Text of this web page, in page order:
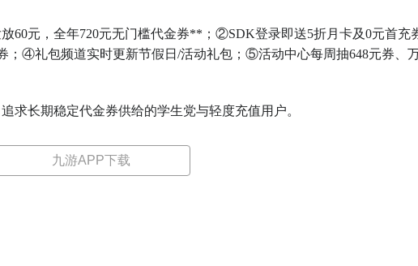
元，全年720元无门槛代金券**；②SDK登录即送5折月卡及0元首充
；④礼包频道实时更新节假日/活动礼包；⑤活动中心每周抽648元券、
求长期稳定代金券供给的学生党与轻度充值用户。
九游APP下载